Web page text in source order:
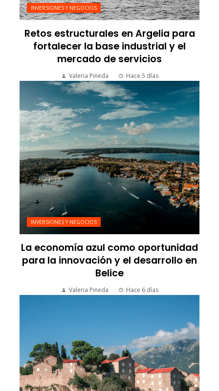
INVERSIONES Y NEGOCIOS
Retos estructurales en Argelia para
fortalecer la base industrial y el
mercado de servicios
Valeria Pineda Hace 5 días
INVERSIONES Y NEGOCIOS
La economía azul como oportunidad
para la innovación y el desarrollo en
Belice
Valeria Pineda Hace 6 días